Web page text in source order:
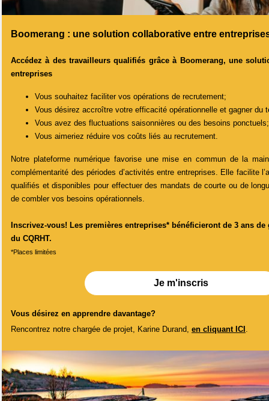
Boomerang : une solution collaborative entre
Accédez à des travailleurs qualifiés grâce à Boomerang, une
entreprises
Vous souhaitez faciliter vos opérations de recrutement;
Vous désirez accroître votre efficacité opérationnelle et gagner du
Vous avez des fluctuations saisonnières ou des besoins ponctuels;
Vous aimeriez réduire vos coûts liés au recrutement.
Notre plateforme numérique favorise une mise en commun de la
complémentarité des périodes d’activités entre entreprises. Elle facilite
qualifiés et disponibles pour effectuer des mandats de courte ou de
de combler vos besoins opérationnels.
Inscrivez-vous! Les premières entreprises* bénéficieront de 3 ans
du CQRHT.
*Places limitées
Je m'inscris
Vous désirez en apprendre davantage?
Rencontrez notre chargée de projet, Karine Durand, en cliquant ICI .